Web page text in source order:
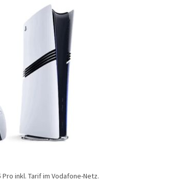
inkl. Tarif im Vodafone-Netz.